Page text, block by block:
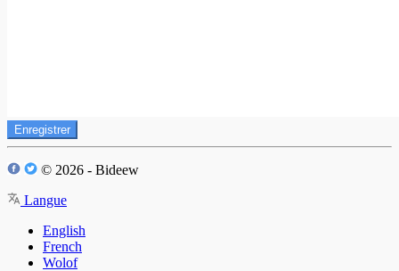
Enregistrer
© 2026 - Bideew
Langue
English
French
Wolof